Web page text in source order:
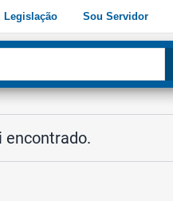
Legislação Sou Servidor
encontrado.